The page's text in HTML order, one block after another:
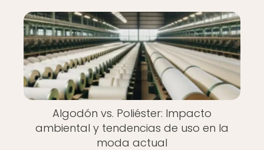
Algodón vs. Poliéster: Impacto
ambiental y tendencias de uso en la
moda actual